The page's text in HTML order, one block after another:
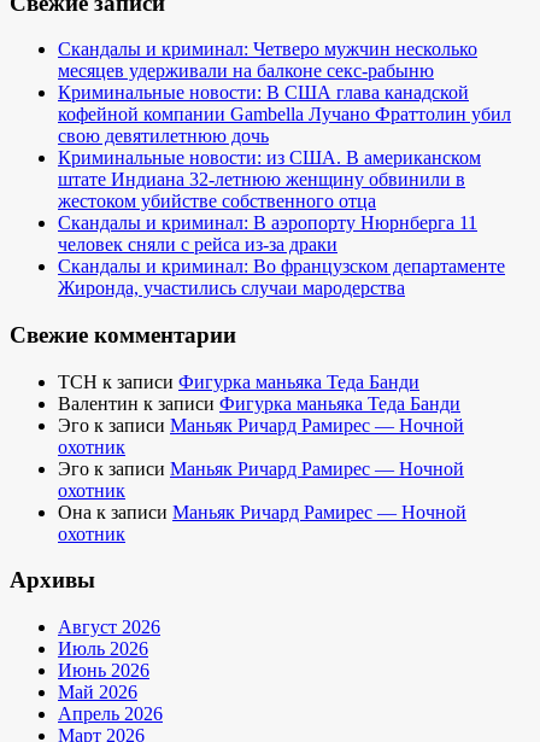
Скандалы и криминал: Четверо мужчин несколько
месяцев удерживали на балконе секс-рабыню
Криминальные новости: В США глава канадской
кофейной компании Gambella Лучано Фраттолин убил
свою девятилетнюю дочь
Криминальные новости: из США. В американском
штате Индиана 32-летнюю женщину обвинили в
жестоком убийстве собственного отца
Скандалы и криминал: В аэропорту Нюрнберга 11
человек сняли с рейса из-за драки
Скандалы и криминал: Во французском департаменте
Жиронда, участились случаи мародерства
Свежие комментарии
TCH к записи Фигурка маньяка Теда Банди
Валентин к записи Фигурка маньяка Теда Банди
Эго к записи Маньяк Ричард Рамирес — Ночной
охотник
Эго к записи Маньяк Ричард Рамирес — Ночной
охотник
Она к записи Маньяк Ричард Рамирес — Ночной
охотник
Архивы
Август 2026
Июль 2026
Июнь 2026
Май 2026
Апрель 2026
Март 2026